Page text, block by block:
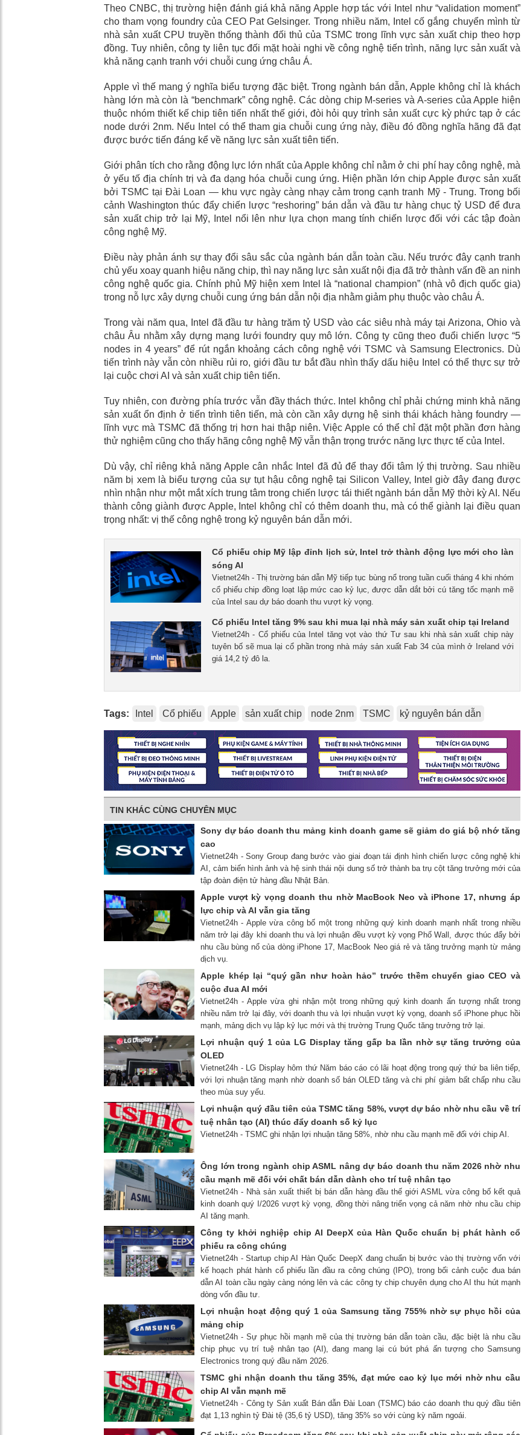
Theo CNBC, thị trường hiện đánh giá khả năng Apple hợp tác với Intel như “validation moment”
cho tham vọng foundry của CEO Pat Gelsinger. Trong nhiều năm, Intel cố gắng chuyển mình từ
nhà sản xuất CPU truyền thống thành đối thủ của TSMC trong lĩnh vực sản xuất chip theo hợp
đồng. Tuy nhiên, công ty liên tục đối mặt hoài nghi về công nghệ tiến trình, năng lực sản xuất và
khả năng cạnh tranh với chuỗi cung ứng châu Á.
Apple vì thế mang ý nghĩa biểu tượng đặc biệt. Trong ngành bán dẫn, Apple không chỉ là khách
hàng lớn mà còn là “benchmark” công nghệ. Các dòng chip M-series và A-series của Apple hiện
thuộc nhóm thiết kế chip tiên tiến nhất thế giới, đòi hỏi quy trình sản xuất cực kỳ phức tạp ở các
node dưới 2nm. Nếu Intel có thể tham gia chuỗi cung ứng này, điều đó đồng nghĩa hãng đã đạt
được bước tiến đáng kể về năng lực sản xuất tiên tiến.
Giới phân tích cho rằng động lực lớn nhất của Apple không chỉ nằm ở chi phí hay công nghệ, mà
ở yếu tố địa chính trị và đa dạng hóa chuỗi cung ứng. Hiện phần lớn chip Apple được sản xuất
bởi TSMC tại Đài Loan — khu vực ngày càng nhạy cảm trong cạnh tranh Mỹ - Trung. Trong bối
cảnh Washington thúc đẩy chiến lược “reshoring” bán dẫn và đầu tư hàng chục tỷ USD để đưa
sản xuất chip trở lại Mỹ, Intel nổi lên như lựa chọn mang tính chiến lược đối với các tập đoàn
công nghệ Mỹ.
Điều này phản ánh sự thay đổi sâu sắc của ngành bán dẫn toàn cầu. Nếu trước đây cạnh tranh
chủ yếu xoay quanh hiệu năng chip, thì nay năng lực sản xuất nội địa đã trở thành vấn đề an ninh
công nghệ quốc gia. Chính phủ Mỹ hiện xem Intel là “national champion” (nhà vô địch quốc gia)
trong nỗ lực xây dựng chuỗi cung ứng bán dẫn nội địa nhằm giảm phụ thuộc vào châu Á.
Trong vài năm qua, Intel đã đầu tư hàng trăm tỷ USD vào các siêu nhà máy tại Arizona, Ohio và
châu Âu nhằm xây dựng mạng lưới foundry quy mô lớn. Công ty cũng theo đuổi chiến lược “5
nodes in 4 years” để rút ngắn khoảng cách công nghệ với TSMC và Samsung Electronics. Dù
tiến trình này vẫn còn nhiều rủi ro, giới đầu tư bắt đầu nhìn thấy dấu hiệu Intel có thể thực sự trở
lại cuộc chơi AI và sản xuất chip tiên tiến.
Tuy nhiên, con đường phía trước vẫn đầy thách thức. Intel không chỉ phải chứng minh khả năng
sản xuất ổn định ở tiến trình tiên tiến, mà còn cần xây dựng hệ sinh thái khách hàng foundry —
lĩnh vực mà TSMC đã thống trị hơn hai thập niên. Việc Apple có thể chỉ đặt một phần đơn hàng
thử nghiệm cũng cho thấy hãng công nghệ Mỹ vẫn thận trọng trước năng lực thực tế của Intel.
Dù vậy, chỉ riêng khả năng Apple cân nhắc Intel đã đủ để thay đổi tâm lý thị trường. Sau nhiều
năm bị xem là biểu tượng của sự tụt hậu công nghệ tại Silicon Valley, Intel giờ đây đang được
nhìn nhận như một mắt xích trung tâm trong chiến lược tái thiết ngành bán dẫn Mỹ thời kỳ AI. Nếu
thành công giành được Apple, Intel không chỉ có thêm doanh thu, mà có thể giành lại điều quan
trọng nhất: vị thế công nghệ trong kỷ nguyên bán dẫn mới.
Cổ phiếu chip Mỹ lập đỉnh lịch sử, Intel trở thành động lực mới cho làn
sóng AI
Vietnet24h - Thị trường bán dẫn Mỹ tiếp tục bùng nổ trong tuần cuối tháng 4 khi nhóm
cổ phiếu chip đồng loạt lập mức cao kỷ lục, được dẫn dắt bởi cú tăng tốc mạnh mẽ
của Intel sau dự báo doanh thu vượt kỳ vọng.
Cổ phiếu Intel tăng 9% sau khi mua lại nhà máy sản xuất chip tại Ireland
Vietnet24h - Cổ phiếu của Intel tăng vọt vào thứ Tư sau khi nhà sản xuất chip này
tuyên bố sẽ mua lại cổ phần trong nhà máy sản xuất Fab 34 của mình ở Ireland với
giá 14,2 tỷ đô la.
Tags: Intel Cổ phiếu Apple sản xuất chip node 2nm TSMC kỷ nguyên bán dẫn
TIN KHÁC CÙNG CHUYÊN MỤC
Sony dự báo doanh thu mảng kinh doanh game sẽ giảm do giá bộ nhớ tăng
cao
Vietnet24h - Sony Group đang bước vào giai đoạn tái định hình chiến lược công nghệ khi
AI, cảm biến hình ảnh và hệ sinh thái nội dung số trở thành ba trụ cột tăng trưởng mới của
tập đoàn điện tử hàng đầu Nhật Bản.
Apple vượt kỳ vọng doanh thu nhờ MacBook Neo và iPhone 17, nhưng áp
lực chip và AI vẫn gia tăng
Vietnet24h - Apple vừa công bố một trong những quý kinh doanh mạnh nhất trong nhiều
năm trở lại đây khi doanh thu và lợi nhuận đều vượt kỳ vọng Phố Wall, được thúc đẩy bởi
nhu cầu bùng nổ của dòng iPhone 17, MacBook Neo giá rẻ và tăng trưởng mạnh từ mảng
dịch vụ.
Apple khép lại “quý gần như hoàn hảo” trước thềm chuyển giao CEO và
cuộc đua AI mới
Vietnet24h - Apple vừa ghi nhận một trong những quý kinh doanh ấn tượng nhất trong
nhiều năm trở lại đây, với doanh thu và lợi nhuận vượt kỳ vọng, doanh số iPhone phục hồi
mạnh, mảng dịch vụ lập kỷ lục mới và thị trường Trung Quốc tăng trưởng trở lại.
Lợi nhuận quý 1 của LG Display tăng gấp ba lần nhờ sự tăng trưởng của
OLED
Vietnet24h - LG Display hôm thứ Năm báo cáo có lãi hoạt động trong quý thứ ba liên tiếp,
với lợi nhuận tăng mạnh nhờ doanh số bán OLED tăng và chi phí giảm bất chấp nhu cầu
theo mùa suy yếu.
Lợi nhuận quý đầu tiên của TSMC tăng 58%, vượt dự báo nhờ nhu cầu về trí
tuệ nhân tạo (AI) thúc đẩy doanh số kỷ lục
Vietnet24h - TSMC ghi nhận lợi nhuận tăng 58%, nhờ nhu cầu mạnh mẽ đối với chip AI.
Ông lớn trong ngành chip ASML nâng dự báo doanh thu năm 2026 nhờ nhu
cầu mạnh mẽ đối với chất bán dẫn dành cho trí tuệ nhân tạo
Vietnet24h - Nhà sản xuất thiết bị bán dẫn hàng đầu thế giới ASML vừa công bố kết quả
kinh doanh quý I/2026 vượt kỳ vọng, đồng thời nâng triển vọng cả năm nhờ nhu cầu chip
AI tăng mạnh.
Công ty khởi nghiệp chip AI DeepX của Hàn Quốc chuẩn bị phát hành cổ
phiếu ra công chúng
Vietnet24h - Startup chip AI Hàn Quốc DeepX đang chuẩn bị bước vào thị trường vốn với
kế hoạch phát hành cổ phiếu lần đầu ra công chúng (IPO), trong bối cảnh cuộc đua bán
dẫn AI toàn cầu ngày càng nóng lên và các công ty chip chuyên dụng cho AI thu hút mạnh
dòng vốn đầu tư.
Lợi nhuận hoạt động quý 1 của Samsung tăng 755% nhờ sự phục hồi của
mảng chip
Vietnet24h - Sự phục hồi mạnh mẽ của thị trường bán dẫn toàn cầu, đặc biệt là nhu cầu
chip phục vụ trí tuệ nhân tạo (AI), đang mang lại cú bứt phá ấn tượng cho Samsung
Electronics trong quý đầu năm 2026.
TSMC ghi nhận doanh thu tăng 35%, đạt mức cao kỷ lục mới nhờ nhu cầu
chip AI vẫn mạnh mẽ
Vietnet24h - Công ty Sản xuất Bán dẫn Đài Loan (TSMC) báo cáo doanh thu quý đầu tiên
đạt 1,13 nghìn tỷ Đài tệ (35,6 tỷ USD), tăng 35% so với cùng kỳ năm ngoái.